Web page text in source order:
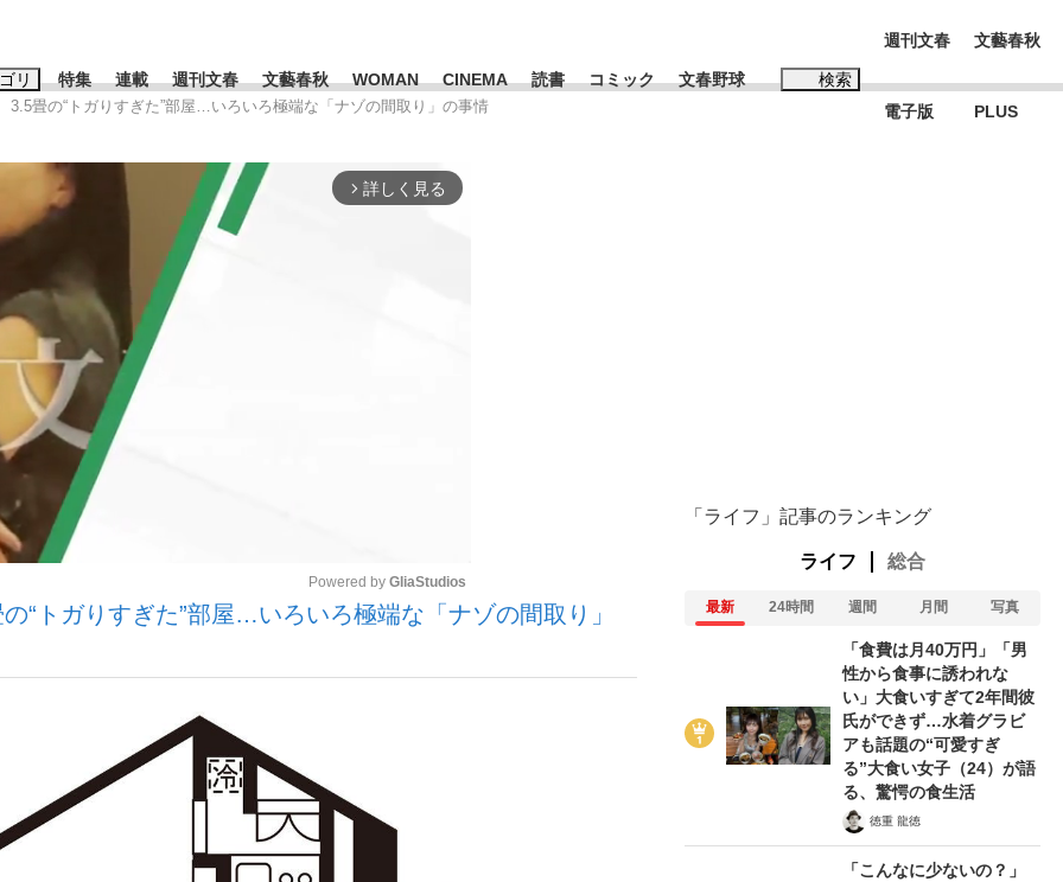
リ
明かした日本代表監督に...
選手が証言した“NPB聞... 「クマが悪者扱いされているのが悲しい」『北の国から』倉本聰氏（91...
特集
いまさら聞けない資産運用のすべて
連載 週刊文春 文藝春秋 WOMAN CINEMA 読書 コミック 文春野球 検索
ワードタグ一覧
凌輝 #高市早苗 #後藤真希
亀和田武
週刊文春
電子版
文藝春秋
PLUS
3.5畳の“トガりすぎた”部屋…いろいろ極端な「ナゾの間取り」の事情
arrow_forward_ios 詳しく見る
Powered by GliaStudios
“トガりすぎた”部屋…いろいろ極端な「ナゾの間取り」
「ライフ」記事のランキング
ライフ 総合
最新 24時間 週間 月間 写真
「食費は月40万円」「男
性から食事に誘われな
い」大食いすぎて2年間彼
氏ができず…水着グラビ
アも話題の“可愛すぎ
る”大食い女子（24）が語
る、驚愕の食生活
徳重 龍徳
「こんなに少ないの？」